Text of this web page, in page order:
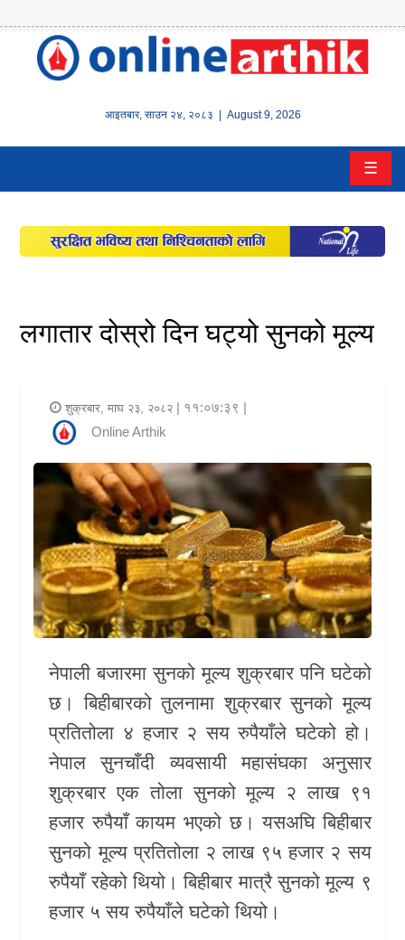
आइतबार, साउन २४, २०८३ | August 9, 2026
होम
वित्त
इन्स्योरेन्स
शैली
भिडियो
अन्य
समाचार
सूचना
प्रविधि
शिक्षा
स्वास्थ्य
खेलकुद
Unicode
☰
लगातार दोस्रो दिन घट्यो सुनको मूल्य
शुक्रबार, माघ २३, २०८२ | ११:०७:३९ |
Online Arthik
नेपाली बजारमा सुनको मूल्य शुक्रबार पनि घटेको
छ। बिहीबारको तुलनामा शुक्रबार सुनको मूल्य
प्रतितोला ४ हजार २ सय रुपैयाँले घटेको हो।
नेपाल सुनचाँदी व्यवसायी महासंघका अनुसार
शुक्रबार एक तोला सुनको मूल्य २ लाख ९१
हजार रुपैयाँ कायम भएको छ। यसअघि बिहीबार
सुनको मूल्य प्रतितोला २ लाख ९५ हजार २ सय
रुपैयाँ रहेको थियो। बिहीबार मात्रै सुनको मूल्य ९
हजार ५ सय रुपैयाँले घटेको थियो।